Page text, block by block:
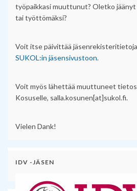
työpaikkasi muuttunut? Oletko jäänyt
tai työttömäksi?
Voit itse päivittää
SUKOL:in jäsensivustoon.
Voit myös lähettää muuttuneet
Kosuselle, salla.kosunen[at]sukol.fi.
Vielen Dank!
IDV -JÄSEN